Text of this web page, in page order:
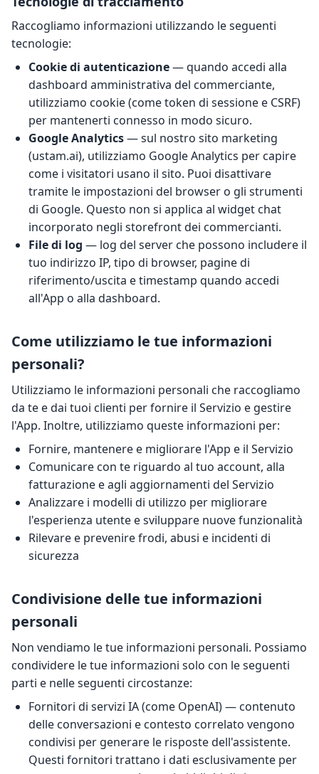
Raccogliamo informazioni utilizzando le seguenti
tecnologie:
Cookie di autenticazione— quando accedi alla
dashboard amministrativa del commerciante,
utilizziamo cookie (come token di sessione e CSRF)
per mantenerti connesso in modo sicuro.
Google Analytics— sul nostro sito marketing
(ustam.ai), utilizziamo Google Analytics per capire
come i visitatori usano il sito. Puoi disattivare
tramite le impostazioni del browser o gli strumenti
di Google. Questo non si applica al widget chat
incorporato negli storefront dei commercianti.
File di log — log del server che possono includere il
tuo indirizzo IP, tipo di browser, pagine di
riferimento/uscita e timestamp quando accedi
all'App o alla dashboard.
Come utilizziamo le tue informazioni
personali?
Utilizziamo le informazioni personali che raccogliamo
da te e dai tuoi clienti per fornire il Servizio e gestire
l'App. Inoltre, utilizziamo queste informazioni per:
Fornire, mantenere e migliorare l'App e il Servizio
Comunicare con te riguardo al tuo account, alla
fatturazione e agli aggiornamenti del Servizio
Analizzare i modelli di utilizzo per migliorare
l'esperienza utente e sviluppare nuove funzionalità
Rilevare e prevenire frodi, abusi e incidenti di
sicurezza
Condivisione delle tue informazioni
personali
Non vendiamo le tue informazioni personali. Possiamo
condividere le tue informazioni solo con le seguenti
parti e nelle seguenti circostanze:
Fornitori di servizi IA (come OpenAI) — contenuto
delle conversazioni e contesto correlato vengono
condivisi per generare le risposte dell'assistente.
Questi fornitori trattano i dati esclusivamente per